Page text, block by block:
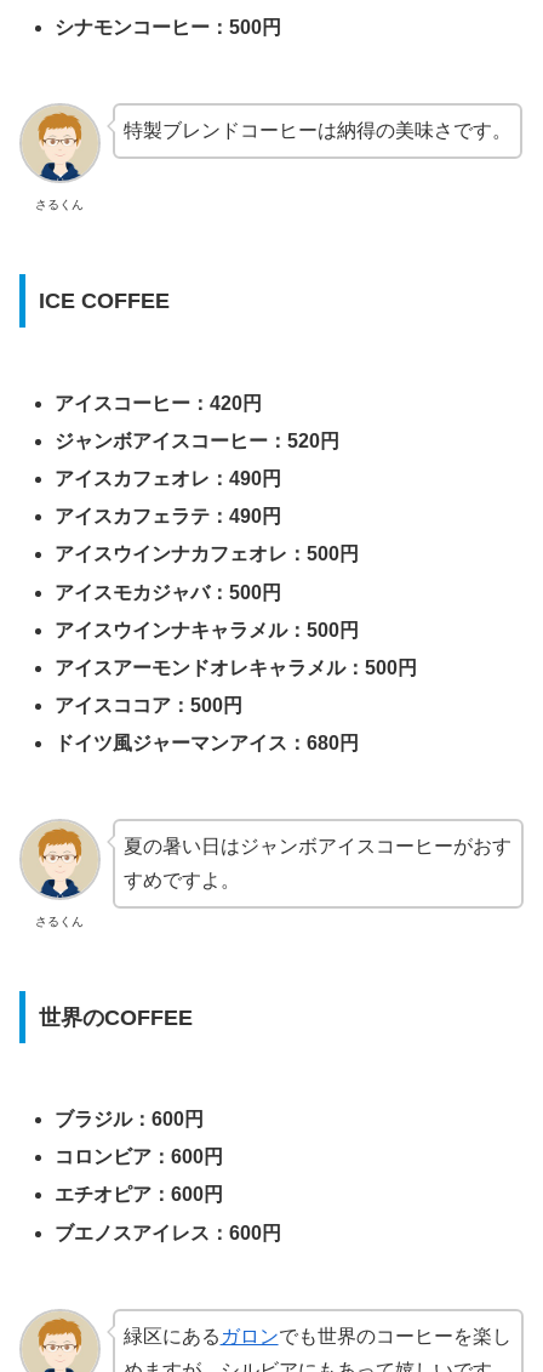
シナモンコーヒー：500円
さるくん
特製ブレンドコーヒーは納得の美味さです。
ICE COFFEE
アイスコーヒー：420円
ジャンボアイスコーヒー：520円
アイスカフェオレ：490円
アイスカフェラテ：490円
アイスウインナカフェオレ：500円
アイスモカジャバ：500円
アイスウインナキャラメル：500円
アイスアーモンドオレキャラメル：500円
アイスココア：500円
ドイツ風ジャーマンアイス：680円
さるくん
夏の暑い日はジャンボアイスコーヒーがおす
すめですよ。
世界のCOFFEE
ブラジル：600円
コロンビア：600円
エチオピア：600円
ブエノスアイレス：600円
緑区にある ガロンでも世界のコーヒーを楽し